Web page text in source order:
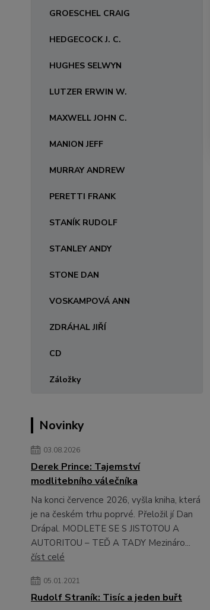
GROESCHEL CRAIG
HEDGECOCK J. C.
HUGHES SELWYN
LUTZER ERWIN W.
MAXWELL JOHN C.
MANION JEFF
MURRAY ANDREW
PERETTI FRANK
STANÍK RUDOLF
STANLEY ANDY
STONE DAN
VOSKAMPOVÁ ANN
ZDRÁHAL JIŘÍ
CD
Záložky
Novinky
03.08.2026
Derek Prince: Tajemství
modlitebního válečníka
Na konci července 2026, vyšla kniha, která
je na českém trhu poprvé. Přeložil jí Dan
Drápal. MODLETE SE S JISTOTOU A
AUTORITOU – TEĎ A TADY Mezináro...
číst celé
05.01.2021
Rudolf Straník: Tisíc a jeden buřt